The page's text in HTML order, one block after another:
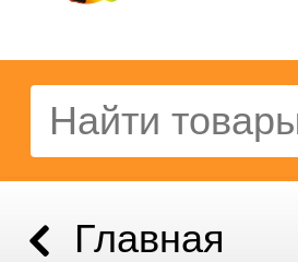
Главная